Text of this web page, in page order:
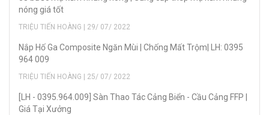
nóng giá tốt
TRIỆU TIẾN HOÀNG | 29/ 07/ 2022
Nắp Hố Ga Composite Ngăn Mùi | Chống Mất Trộm| LH: 0395
964 009
TRIỆU TIẾN HOÀNG | 25/ 07/ 2022
[LH - 0395.964.009] Sàn Thao Tác Cảng Biển - Cầu Cảng FFP |
Giá Tại Xưởng